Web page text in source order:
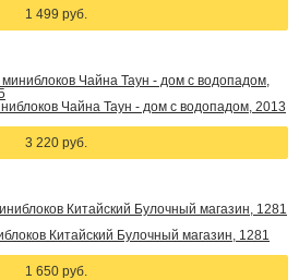
1 499 руб.
Чайна Таун - дом с водопадом, 2013
3 220 руб.
Китайский Булочный магазин, 1281
1 650 руб.